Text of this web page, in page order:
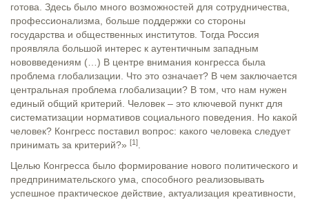
готова. Здесь было много возможностей для сотрудничества,
профессионализма, больше поддержки со стороны
государства и общественных институтов. Тогда Россия
проявляла большой интерес к аутентичным западным
нововведениям (…) В центре внимания конгресса была
проблема глобализации. Что это означает? В чем заключается
центральная проблема глобализации? В том, что нам нужен
единый общий критерий. Человек – это ключевой пункт для
систематизации нормативов социального поведения. Но какой
человек? Конгресс поставил вопрос: какого человека следует
принимать за критерий?» [1].
Целью Конгресса было формирование нового политического и
предпринимательского ума, способного реализовывать
успешное практическое действие, актуализация креативности,